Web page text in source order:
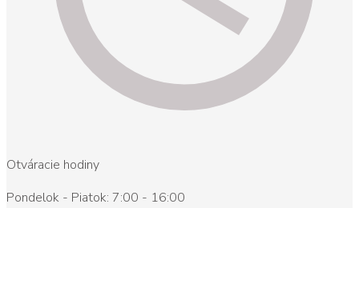
Otváracie hodiny
Pondelok - Piatok: 7:00 - 16:00